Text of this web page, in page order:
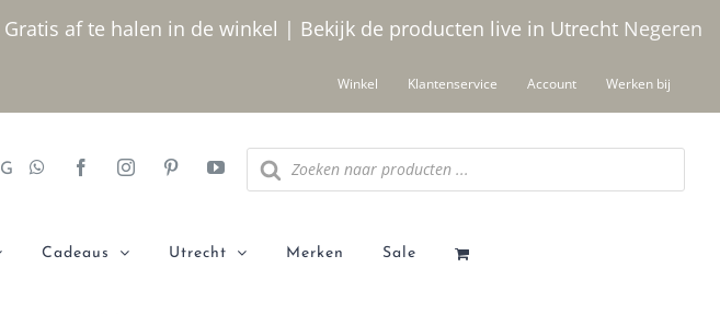
af te halen in de winkel | Bekijk de producten live in Utrecht Negeren
Winkel Klantenservice Account Werken bij
Producten
zoeken
Cadeaus Utrecht Merken Sale